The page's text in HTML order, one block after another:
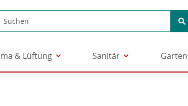
& Lüftung Sanitär Garten